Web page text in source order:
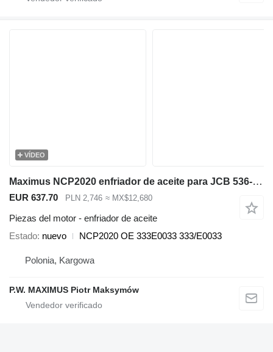
VÍDEO
Maximus NCP2020 enfriador de aceite para JCB 536-70 536-60 531-70 541-70 560-80 535-95 550-80 540-140 540-200 540-170 550-140 550-170 cargadora telescópica
EUR 637.70 PLN 2,746 ≈ MX$12,680
Piezas del motor - enfriador de aceite
Estado nuevo NCP2020 OE 333E0033 333/E0033
Polonia, Kargowa
P.W. MAXIMUS Piotr Maksymów